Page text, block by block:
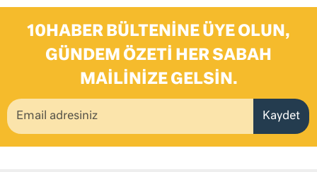
10HABER BÜLTENINE ÜYE OLUN,
GÜNDEM ÖZETI HER SABAH
MAILINIZE GELSIN.
Kaydet